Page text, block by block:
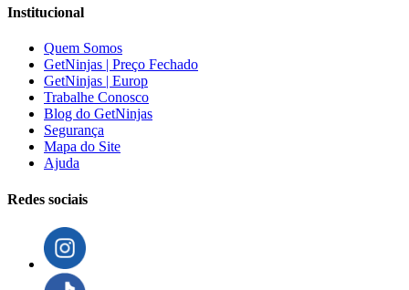
Institucional
Quem Somos
GetNinjas | Preço Fechado
GetNinjas | Europ
Trabalhe Conosco
Blog do GetNinjas
Segurança
Mapa do Site
Ajuda
Redes sociais